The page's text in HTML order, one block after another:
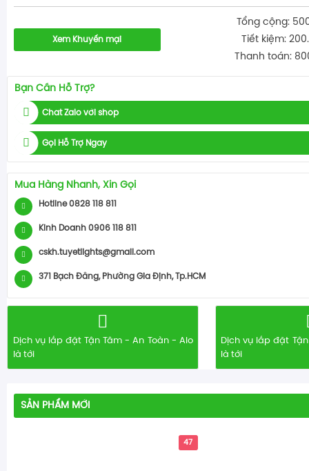
Xem Khuyến mại
Tổng cộng:
Tiết kiệm:
Thanh toán:
Bạn Cần Hỗ Trợ?
Chat Zalo với shop
Gọi Hỗ Trợ Ngay
Mua Hàng Nhanh, Xin Gọi
Hotline 0828 118 811
Kinh Doanh 0906 118 811
cskh.tuyetlights@gmail.com
371 Bạch Đằng, Phường Gia Định, Tp.HCM
Dịch vụ lắp đặt Tận Tâm - An Toàn - Alo
là tới
Dịch vụ lắp đặt
là tới
SẢN PHẨM MỚI
47